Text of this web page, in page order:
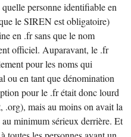
personne identifiable en
le SIREN est obligatoire)
en .fr sans que le nom
officiel. Auparavant, le .fr
pour les noms qui
ou en tant que dénomination
pour le .fr était donc lourd
.org), mais au moins on avait la
minimum sérieux derrière. Et